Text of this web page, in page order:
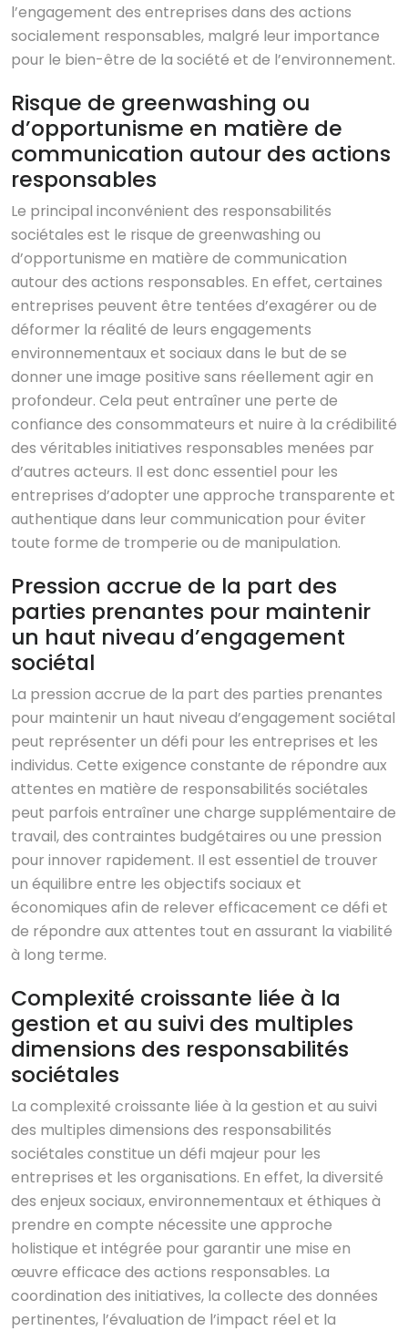
l’engagement des entreprises dans des actions
socialement responsables, malgré leur importance
pour le bien-être de la société et de l’environnement.
Risque de greenwashing ou
d’opportunisme en matière de
communication autour des actions
responsables
Le principal inconvénient des responsabilités
sociétales est le risque de greenwashing ou
d’opportunisme en matière de communication
autour des actions responsables. En effet, certaines
entreprises peuvent être tentées d’exagérer ou de
déformer la réalité de leurs engagements
environnementaux et sociaux dans le but de se
donner une image positive sans réellement agir en
profondeur. Cela peut entraîner une perte de
confiance des consommateurs et nuire à la crédibilité
des véritables initiatives responsables menées par
d’autres acteurs. Il est donc essentiel pour les
entreprises d’adopter une approche transparente et
authentique dans leur communication pour éviter
toute forme de tromperie ou de manipulation.
Pression accrue de la part des
parties prenantes pour maintenir
un haut niveau d’engagement
sociétal
La pression accrue de la part des parties prenantes
pour maintenir un haut niveau d’engagement sociétal
peut représenter un défi pour les entreprises et les
individus. Cette exigence constante de répondre aux
attentes en matière de responsabilités sociétales
peut parfois entraîner une charge supplémentaire de
travail, des contraintes budgétaires ou une pression
pour innover rapidement. Il est essentiel de trouver
un équilibre entre les objectifs sociaux et
économiques afin de relever efficacement ce défi et
de répondre aux attentes tout en assurant la viabilité
à long terme.
Complexité croissante liée à la
gestion et au suivi des multiples
dimensions des responsabilités
sociétales
La complexité croissante liée à la gestion et au suivi
des multiples dimensions des responsabilités
sociétales constitue un défi majeur pour les
entreprises et les organisations. En effet, la diversité
des enjeux sociaux, environnementaux et éthiques à
prendre en compte nécessite une approche
holistique et intégrée pour garantir une mise en
œuvre efficace des actions responsables. La
coordination des initiatives, la collecte des données
pertinentes, l’évaluation de l’impact réel et la